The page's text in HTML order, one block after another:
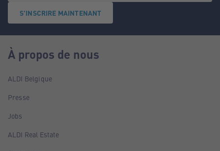
S'INSCRIRE MAINTENANT
À propos de nous
ALDI Belgique
Presse
Jobs
ALDI Real Estate